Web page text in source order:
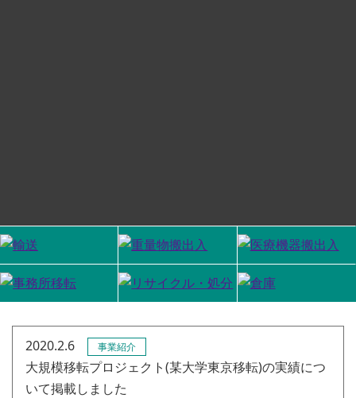
News
2020.2.6 事業紹介
大規模移転プロジェクト(某大学東京移転)の実績につ
いて掲載しました